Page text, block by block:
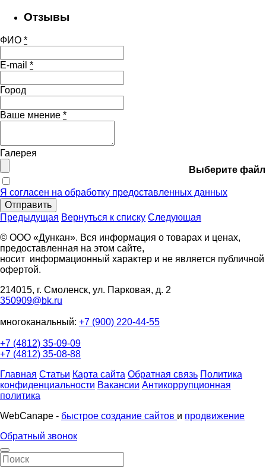
Отзывы
ФИО *
E-mail *
Город
Ваше мнение *
Галерея
Выберите файл
Я согласен на обработку предоставленных данных
Отправить
Предыдущая Вернуться к списку Следующая
© ООО «Дункан». Вся информация о товарах и ценах,
предоставленная на этом сайте,
носит информационный характер и не является публичной
офертой.
214015, г. Смоленск, ул. Парковая, д. 2
350909@bk.ru
многоканальный: +7 (900) 220-44-55
+7 (4812) 35-09-09
+7 (4812) 35-08-88
Главная Статьи Карта сайта Обратная связь Политика
конфиденциальности Вакансии Антикоррупционная
политика
WebCanape - быстрое создание сайтов и продвижение
Обратный звонок